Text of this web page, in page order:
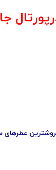
جامع
عطرهای